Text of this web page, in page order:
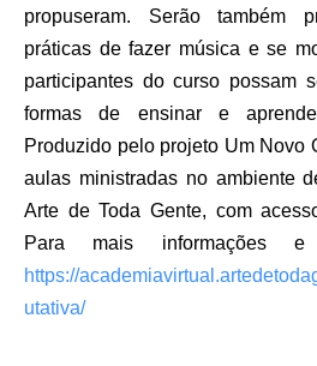
propuseram. Serão também
práticas de fazer música e se
participantes do curso possam
formas de ensinar e
Produzido pelo projeto Um Novo
aulas ministradas no ambiente
Arte de Toda Gente, com
Para mais informações e
https://
utativa/